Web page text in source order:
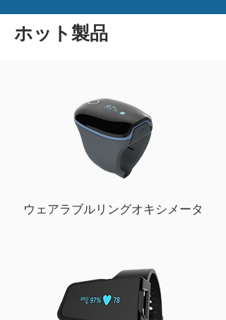
ホット製品
​ウェアラブルリングオキシメータ